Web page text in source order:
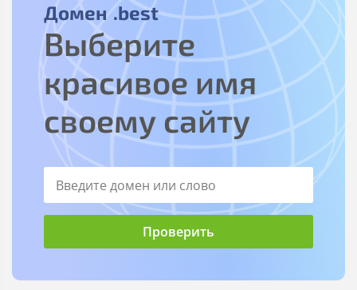
Домен .best
Выберите
красивое имя
своему сайту